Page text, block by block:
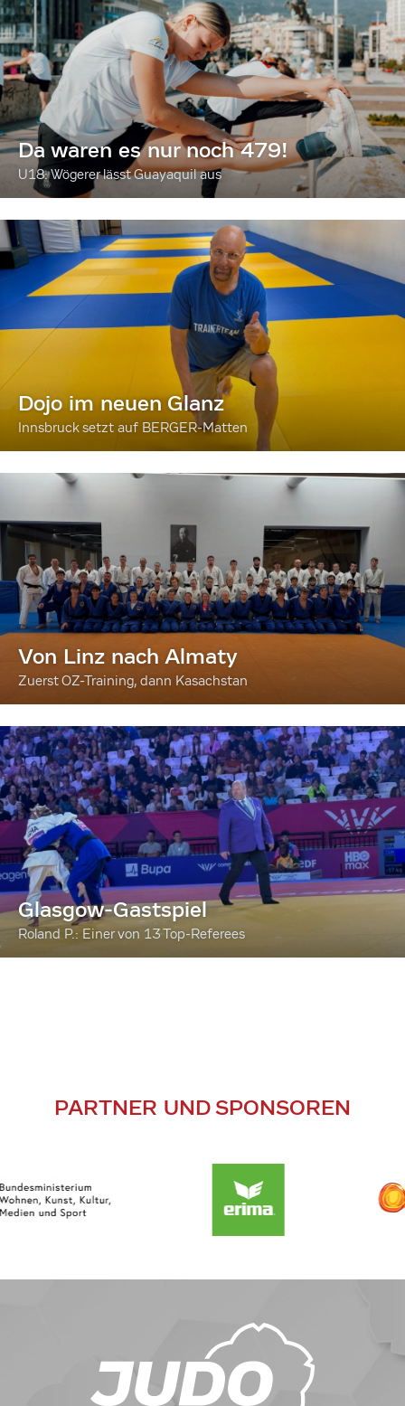
Da waren es nur noch 479!
U18: Wögerer lässt Guayaquil aus
Dojo im neuen Glanz
Innsbruck setzt auf BERGER-Matten
Von Linz nach Almaty
Zuerst OZ-Training, dann Kasachstan
Glasgow-Gastspiel
Roland P.: Einer von 13 Top-Referees
PARTNER UND SPONSOREN